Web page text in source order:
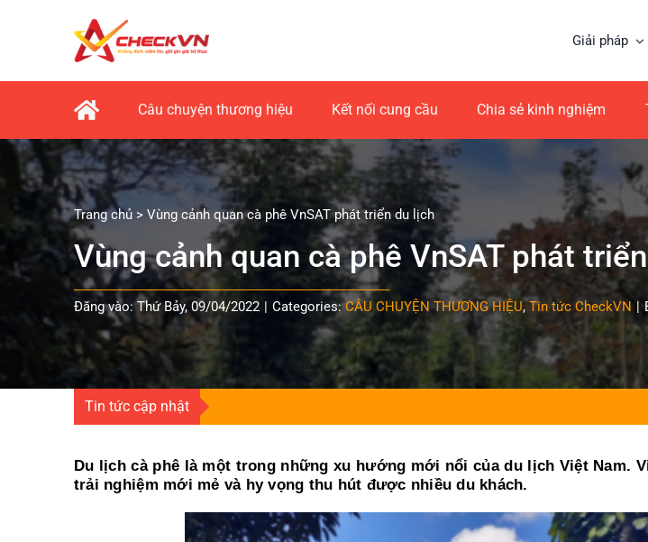
Giải pháp
Câu chuyện thương hiệu Kết nối cung cầu Chia sẻ kinh nghiệm
Trang chủ> Vùng cảnh quan cà phê VnSAT phát triển du lịch
Vùng cảnh quan cà phê VnSAT phát
Đăng vào: Thứ Bảy, 09/04/2022 | Categories:CÂU CHUYỆN THƯƠNG HIỆU,Tin tức CheckVN |
Tin tức cập nhật
Du lịch cà phê là một trong những xu hướng mới nổi của du lịch Việt Nam.
trải nghiệm mới mẻ và hy vọng thu hút được nhiều du khách.